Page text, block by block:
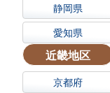
静岡県
愛知県
近畿地区
京都府